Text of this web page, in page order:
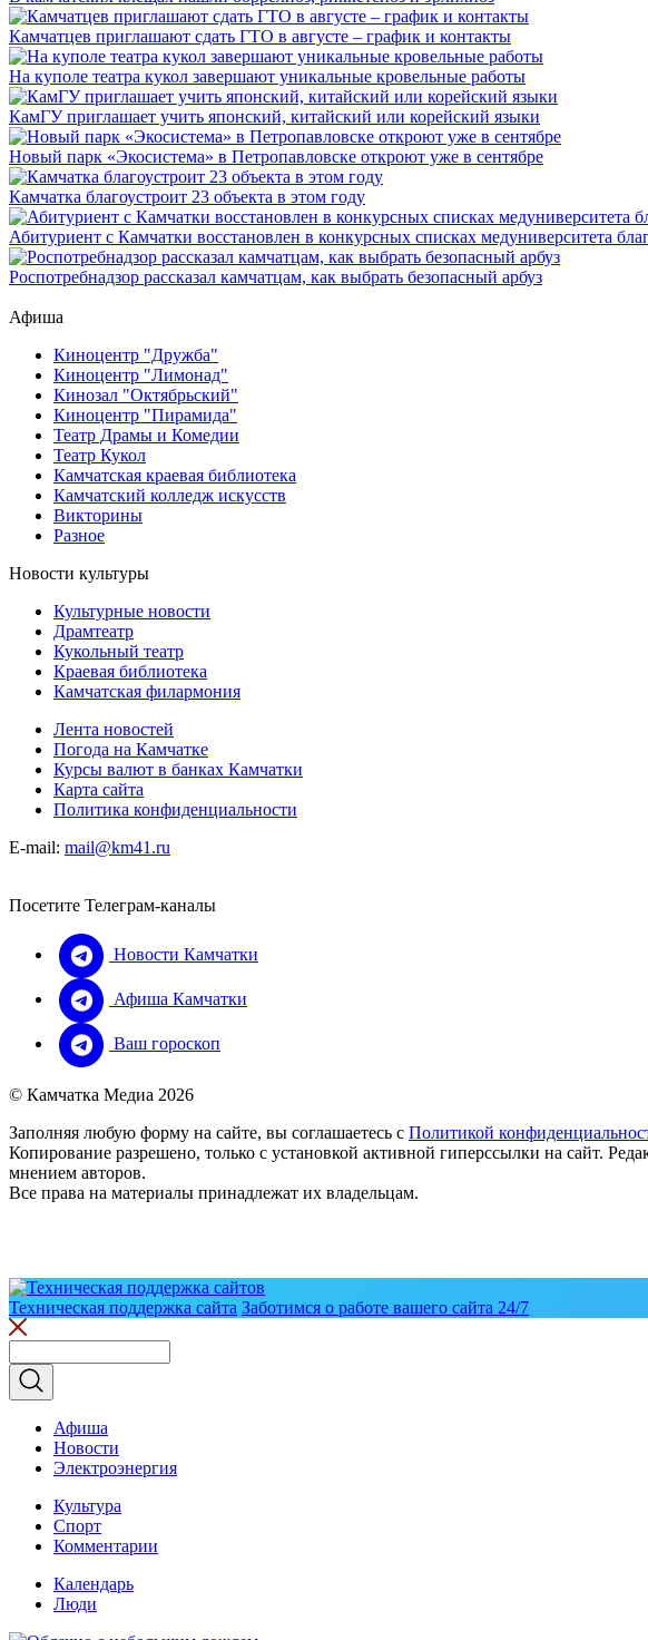
Камчатцев приглашают сдать ГТО в августе – график и контакты
На куполе театра кукол завершают уникальные кровельные работы
КамГУ приглашает учить японский, китайский или корейский языки
Новый парк «Экосистема» в Петропавловске откроют уже в сентябре
Камчатка благоустроит 23 объекта в этом году
Абитуриент с Камчатки восстановлен в конкурсных списках медуниверситета
Роспотребнадзор рассказал камчатцам, как выбрать безопасный арбуз
Афиша
Киноцентр "Дружба"
Киноцентр "Лимонад"
Кинозал "Октябрьский"
Киноцентр "Пирамида"
Театр Драмы и Комедии
Театр Кукол
Камчатская краевая библиотека
Камчатский колледж искусств
Викторины
Разное
Новости культуры
Культурные новости
Драмтеатр
Кукольный театр
Краевая библиотека
Камчатская филармония
Лента новостей
Погода на Камчатке
Курсы валют в банках Камчатки
Карта сайта
Политика конфиденциальности
E-mail: mail@km41.ru
Посетите Телеграм-каналы
Новости Камчатки
Афиша Камчатки
Ваш гороскоп
© Камчатка Медиа 2026
Заполняя любую форму на сайте, вы соглашаетесь с Политикой
Копирование разрешено, только с установкой активной гиперссылки на сайт.
мнением авторов.
Все права на материалы принадлежат их владельцам.
Техническая поддержка сайта Заботимся о работе вашего сайта 24/7
Афиша
Новости
Электроэнергия
Культура
Спорт
Комментарии
Календарь
Люди